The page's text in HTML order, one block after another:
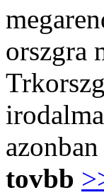
orszgra
tovbb